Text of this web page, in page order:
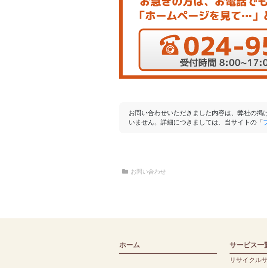
お問い合わせいただきました内容は、弊社の
いません。詳細につきましては、当サイトの「
お問い合わせ
ホーム サービス一
リサイクル